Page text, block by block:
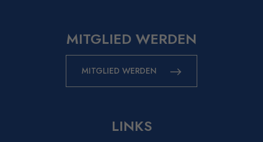
MITGLIED WERDEN
MITGLIED WERDEN
LINKS